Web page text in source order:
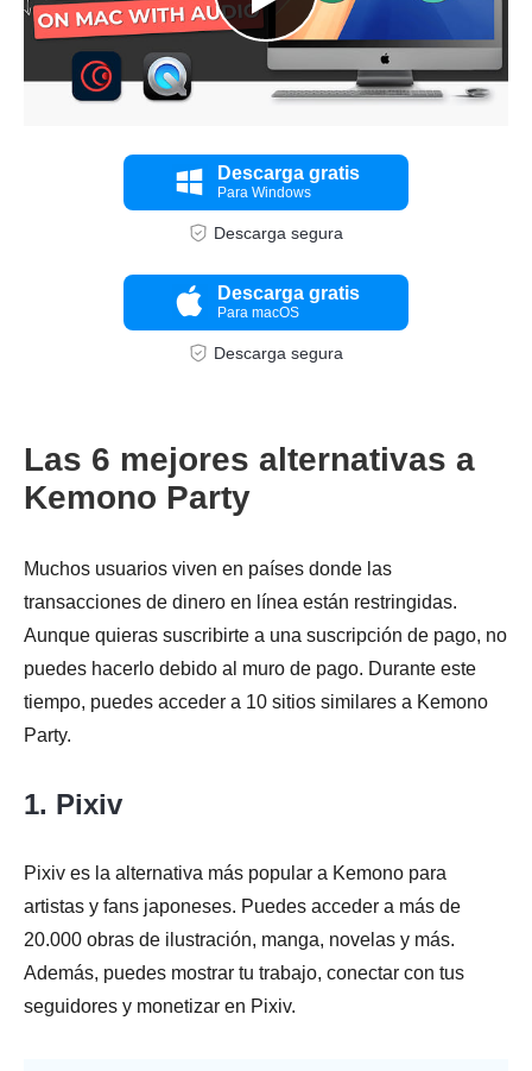
Descarga gratis
Para Windows
Descarga segura
Descarga gratis
Para macOS
Descarga segura
Las 6 mejores alternativas a
Kemono Party
Muchos usuarios viven en países donde las
transacciones de dinero en línea están restringidas.
Aunque quieras suscribirte a una suscripción de pago, no
puedes hacerlo debido al muro de pago. Durante este
tiempo, puedes acceder a 10 sitios similares a Kemono
Party.
1. Pixiv
Pixiv es la alternativa más popular a Kemono para
artistas y fans japoneses. Puedes acceder a más de
20.000 obras de ilustración, manga, novelas y más.
Además, puedes mostrar tu trabajo, conectar con tus
seguidores y monetizar en Pixiv.